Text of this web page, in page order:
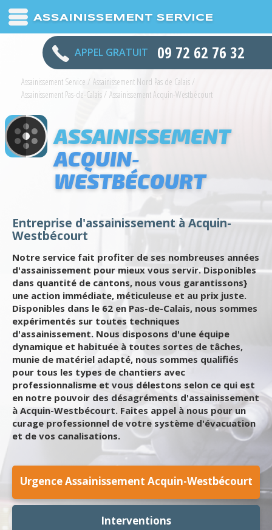
ASSAINISSEMENT SERVICE
APPEL GRATUIT 09 72 62 76 32
Assainissement Service / Assainissement Nord Pas de Calais/
Assainissement Pas-de-Calais/ Assainissement Acquin-Westbécourt
ASSAINISSEMENT
ACQUIN-
WESTBÉCOURT
Entreprise d'assainissement à Acquin-
Westbécourt
Notre service fait profiter de ses nombreuses années
d'assainissement pour mieux vous servir. Disponibles
dans quantité de cantons, nous vous garantissons}
une action immédiate, méticuleuse et au prix juste.
Disponibles dans le 62 en Pas-de-Calais, nous sommes
expérimentés sur toutes techniques
d'assainissement. Nous disposons d'une équipe
dynamique et habituée à toutes sortes de tâches,
munie de matériel adapté, nous sommes qualifiés
pour tous les types de chantiers avec
professionnalisme et vous délestons selon ce qui est
en notre pouvoir des désagréments d'assainissement
à Acquin-Westbécourt. Faites appel à nous pour un
curage professionnel de votre système d'évacuation
et de vos canalisations.
Urgence Assainissement Acquin-Westbécourt
Interventions